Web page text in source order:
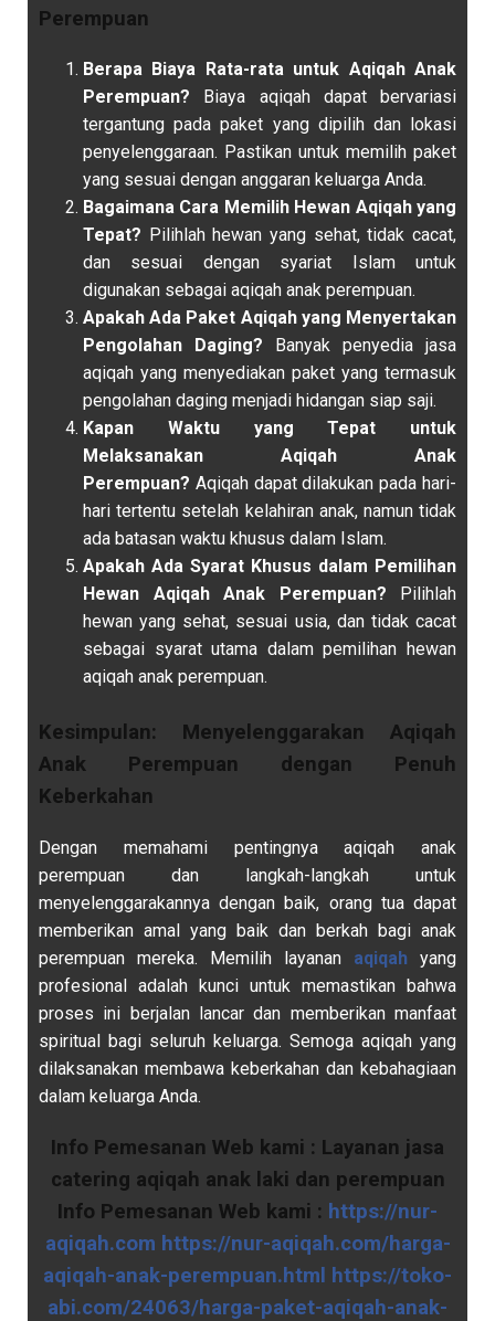
Perempuan
Berapa Biaya Rata-rata untuk Aqiqah Anak
Perempuan? Biaya aqiqah dapat bervariasi
tergantung pada paket yang dipilih dan lokasi
penyelenggaraan. Pastikan untuk memilih paket
yang sesuai dengan anggaran keluarga Anda.
Bagaimana Cara Memilih Hewan Aqiqah yang
Tepat? Pilihlah hewan yang sehat, tidak cacat,
dan sesuai dengan syariat Islam untuk
digunakan sebagai aqiqah anak perempuan.
Apakah Ada Paket Aqiqah yang Menyertakan
Pengolahan Daging? Banyak penyedia jasa
aqiqah yang menyediakan paket yang termasuk
pengolahan daging menjadi hidangan siap saji.
Kapan Waktu yang Tepat untuk
Melaksanakan Aqiqah Anak
Perempuan? Aqiqah dapat dilakukan pada hari-
hari tertentu setelah kelahiran anak, namun tidak
ada batasan waktu khusus dalam Islam.
Apakah Ada Syarat Khusus dalam Pemilihan
Hewan Aqiqah Anak Perempuan? Pilihlah
hewan yang sehat, sesuai usia, dan tidak cacat
sebagai syarat utama dalam pemilihan hewan
aqiqah anak perempuan.
Kesimpulan: Menyelenggarakan Aqiqah
Anak Perempuan dengan Penuh
Keberkahan
Dengan memahami pentingnya aqiqah anak
perempuan dan langkah-langkah untuk
menyelenggarakannya dengan baik, orang tua dapat
memberikan amal yang baik dan berkah bagi anak
perempuan mereka. Memilih layanan aqiqah yang
profesional adalah kunci untuk memastikan bahwa
proses ini berjalan lancar dan memberikan manfaat
spiritual bagi seluruh keluarga. Semoga aqiqah yang
dilaksanakan membawa keberkahan dan kebahagiaan
dalam keluarga Anda.
Info Pemesanan Web kami : Layanan jasa
catering aqiqah anak laki dan perempuan
Info Pemesanan Web kami : https://nur-
aqiqah.com https://nur-aqiqah.com/harga-
aqiqah-anak-perempuan.html
https://toko-
abi.com/24063/harga-paket-aqiqah-anak-